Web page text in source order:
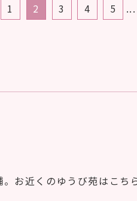
1 2 3 4 5 ...
お近くのゆうび苑はこち